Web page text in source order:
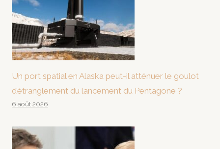
Un port spatial en Alaska peut-il atténuer le goulot
d’étranglement du lancement du Pentagone ?
6 août 2026